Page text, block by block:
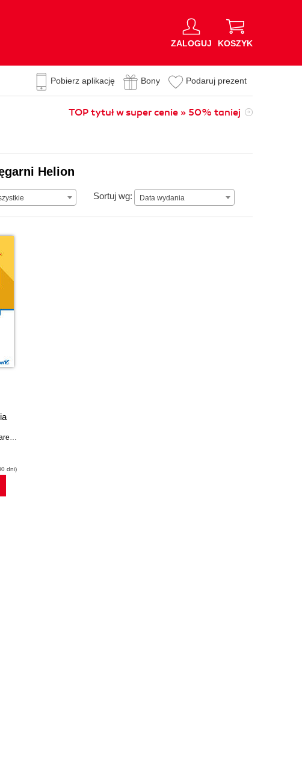
ZALOGUJ KOSZYK
Pobierz aplikację Bony Podaruj prezent
TOP tytuł w super cenie » 50% taniej
Helion
Sortuj wg: Data wydania
Data wydania
dni)